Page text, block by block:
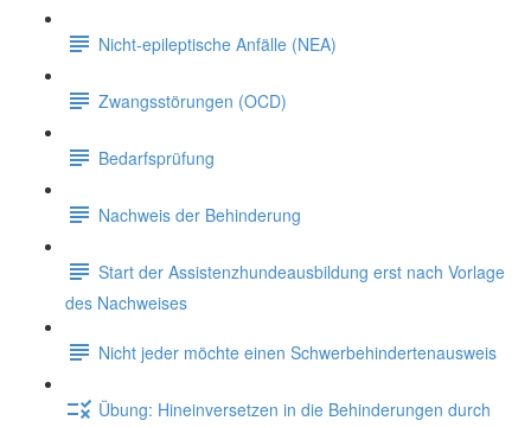
Nicht-epileptische Anfälle (NEA)
Zwangsstörungen (OCD)
Bedarfsprüfung
Nachweis der Behinderung
Start der Assistenzhundeausbildung erst nach Vorlage
des Nachweises
Nicht jeder möchte einen Schwerbehindertenausweis
Übung: Hineinversetzen in die Behinderungen durch